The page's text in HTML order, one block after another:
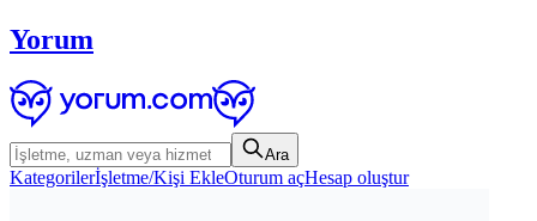
Yorum
Ara
Kategorilerİşletme/Kişi EkleOturum açHesap oluştur